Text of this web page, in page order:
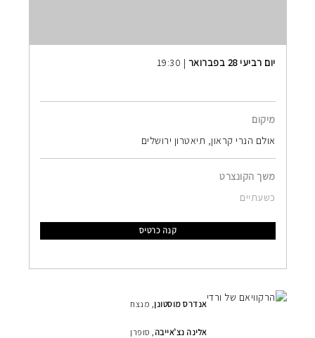
יום רביעי 28 בפברואר | 19:30
מיקום
אולם הנרי קראון, תיאטרון ירושלים
משך הקונצרט
כשעתיים
קנה כרטיס
אנדרס מוסטונן, מנצח
אלינה נצ'אייבה , סופרן